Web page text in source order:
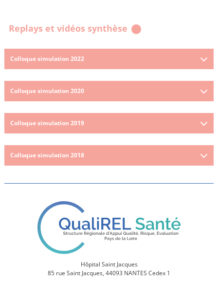
Replays et vidéos synthèse
Colloque simulation 2022
Colloque simulation 2020
Colloque simulation 2019
Colloque simulation 2018
Hôpital Saint Jacques
85 rue Saint Jacques, 44093 NANTES Cedex 1